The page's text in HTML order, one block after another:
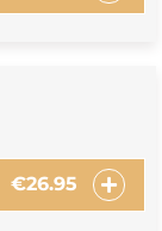
€26.95